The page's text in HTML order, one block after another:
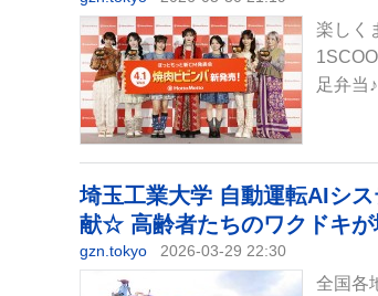
楽しく
足弁当
埼玉工業大学 自動運転AIシ
献☆ 高齢者たちのワクドキ
gzn.tokyo 2026-03-29 22:30
全国各